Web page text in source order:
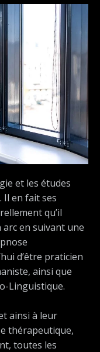
et les études
Il en fait ses
qu’il
en suivant une
d’être praticien
ainsi que
Linguistique.
ainsi à leur
thérapeutique,
toutes les